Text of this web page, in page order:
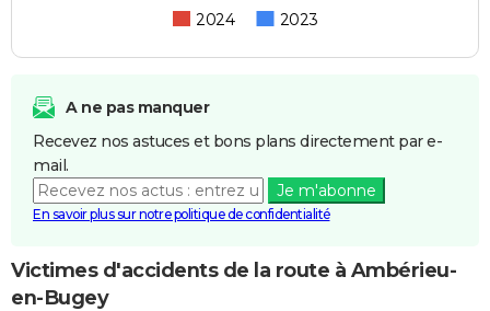
2024 2023
A ne pas manquer
Recevez nos astuces et bons plans directement par e-
mail.
Je m'abonne
En savoir plus sur notre politique de confidentialité
Victimes d'accidents de la route à Ambérieu-
en-Bugey